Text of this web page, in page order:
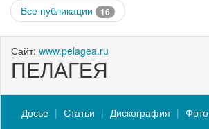
Все публикации 16
Сайт: www.pelagea.ru
ПЕЛАГЕЯ
Досье Статьи Дискография Фото